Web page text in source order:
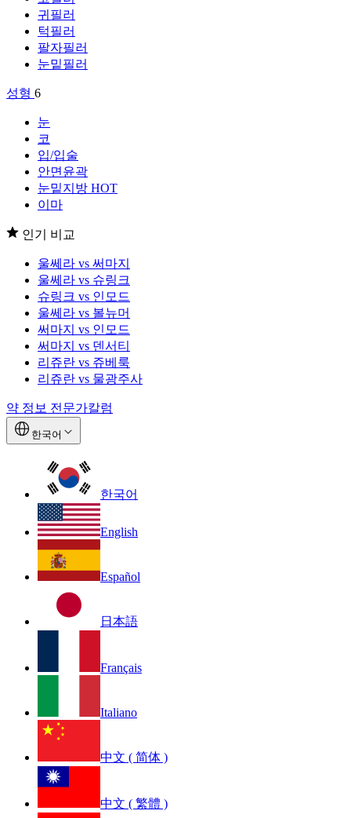
귀필러
턱필러
팔자필러
눈밑필러
성형 6
눈
코
입/입술
안면윤곽
눈밑지방 HOT
이마
인기 비교
울쎄라 vs 써마지
울쎄라 vs 슈링크
슈링크 vs 인모드
울쎄라 vs 볼뉴머
써마지 vs 인모드
써마지 vs 덴서티
리쥬란 vs 쥬베룩
리쥬란 vs 물광주사
약 정보 전문가칼럼
한국어
한국어
English
Español
日本語
Français
Italiano
中文 ( 简体 )
中文 ( 繁體 )